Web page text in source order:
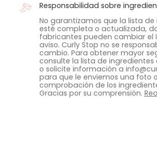
Responsabilidad sobre
No garantizamos que la lista de
esté completa o actualizada,
fabricantes pueden cambiar el
aviso. Curly Stop no se
cambio. Para obtener mayor
consulte la lista de
o solicite información a
para que le enviemos una foto
comprobación de los
Gracias por su comprensión.